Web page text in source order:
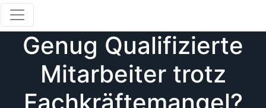
Genug Qualifizierte
Mitarbeiter trotz